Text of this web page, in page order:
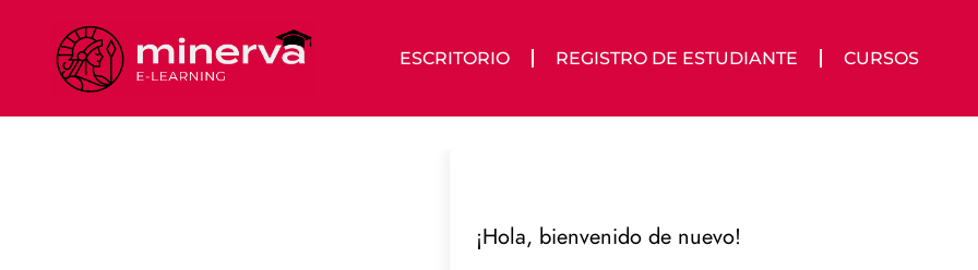
ESCRITORIO REGISTRO DE ESTUDIANTE CURSOS
¡Hola, bienvenido de nuevo!